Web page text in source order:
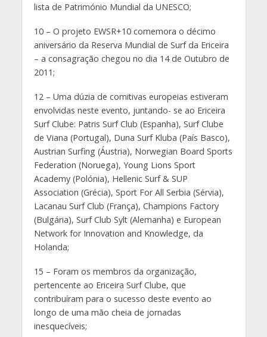
lista de Património Mundial da UNESCO;
10 – O projeto EWSR+10 comemora o décimo
aniversário da Reserva Mundial de Surf da Ericeira
– a consagração chegou no dia 14 de Outubro de
2011;
12 – Uma dúzia de comitivas europeias estiveram
envolvidas neste evento, juntando- se ao Ericeira
Surf Clube: Patris Surf Club (Espanha), Surf Clube
de Viana (Portugal), Duna Surf Kluba (País Basco),
Austrian Surfing (Áustria), Norwegian Board Sports
Federation (Noruega), Young Lions Sport
Academy (Polónia), Hellenic Surf & SUP
Association (Grécia), Sport For All Serbia (Sérvia),
Lacanau Surf Club (França), Champions Factory
(Bulgária), Surf Club Sylt (Alemanha) e European
Network for Innovation and Knowledge, da
Holanda;
15 – Foram os membros da organização,
pertencente ao Ericeira Surf Clube, que
contribuíram para o sucesso deste evento ao
longo de uma mão cheia de jornadas
inesquecíveis;